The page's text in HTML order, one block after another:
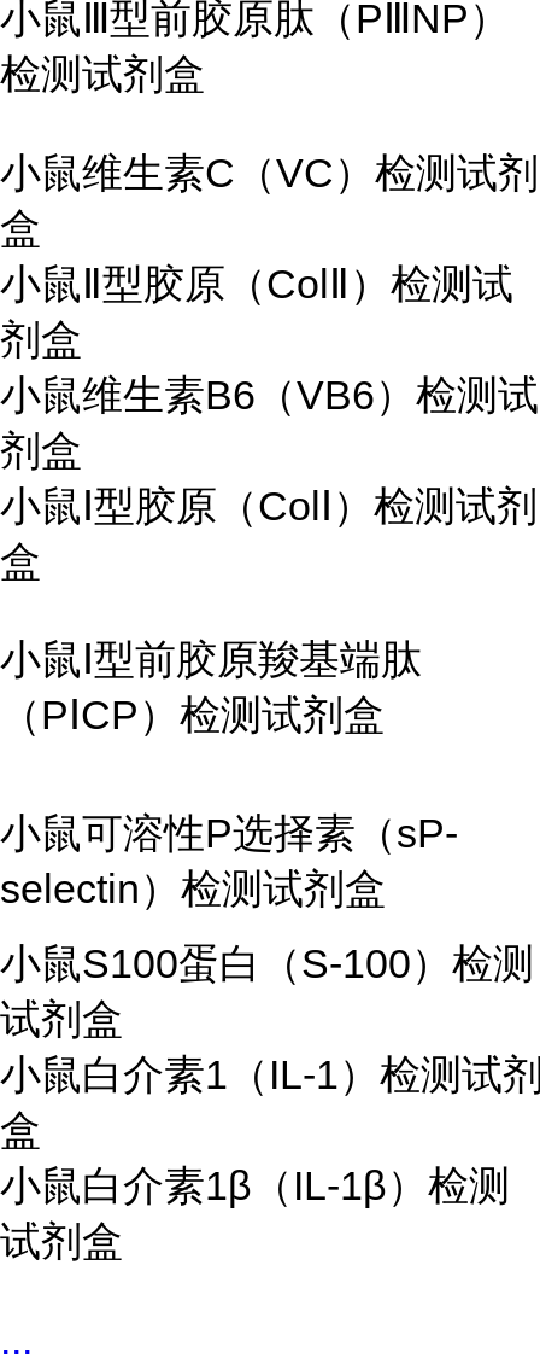
小鼠Ⅲ型前胶原肽（PⅢNP）
检测试剂盒
小鼠维生素C（VC）检测试剂
盒
小鼠Ⅱ型胶原（ColⅡ）检测试
剂盒
小鼠维生素B6（VB6）检测试
剂盒
小鼠Ⅰ型胶原（ColⅠ）检测试剂
盒
小鼠Ⅰ型前胶原羧基端肽
（PⅠCP）检测试剂盒
小鼠可溶性P选择素（sP-
selectin）检测试剂盒
小鼠S100蛋白（S-100）检测
试剂盒
小鼠白介素1（IL-1）检测试
盒
小鼠白介素1β（IL-1β）检测
试剂盒
...